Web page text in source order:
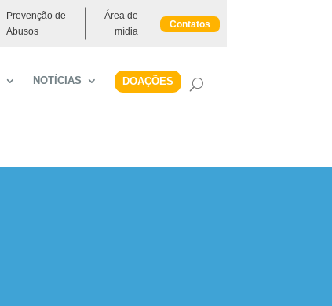
Prevenção de
Abusos
Área de
mídia
Contatos
NOTÍCIAS DOAÇÕES